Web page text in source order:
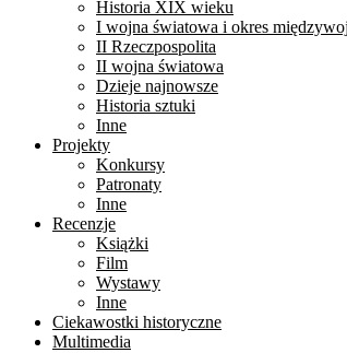
Historia XIX wieku
I wojna światowa i okres
II Rzeczpospolita
II wojna światowa
Dzieje najnowsze
Historia sztuki
Inne
Projekty
Konkursy
Patronaty
Inne
Recenzje
Książki
Film
Wystawy
Inne
Ciekawostki historyczne
Multimedia